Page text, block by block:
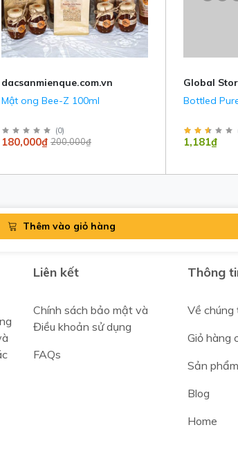
dacsanmienque.com.vn
Mật ong Bee-Z 100ml
(0)
200,000₫
180,000₫
Global
Bottled
1,181₫
Thêm vào giỏ hàng
Liên kết
Chính sách bảo mật và
Điều khoản sử dụng
FAQs
Thông
Về chúng
Giỏ hàng
Sản phẩm
Blog
Home